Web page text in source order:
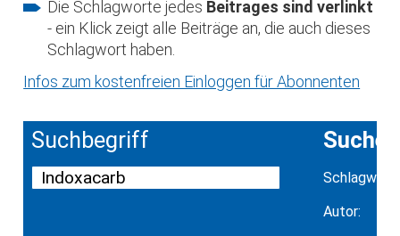
Die Schlagworte jedes Beitrages sind verlinkt
- ein Klick zeigt alle Beiträge an, die auch dieses
Schlagwort haben.
Infos zum kostenfreien Einloggen für Abonnenten
Suchbegriff Suche
Schlagwort:
Autor: